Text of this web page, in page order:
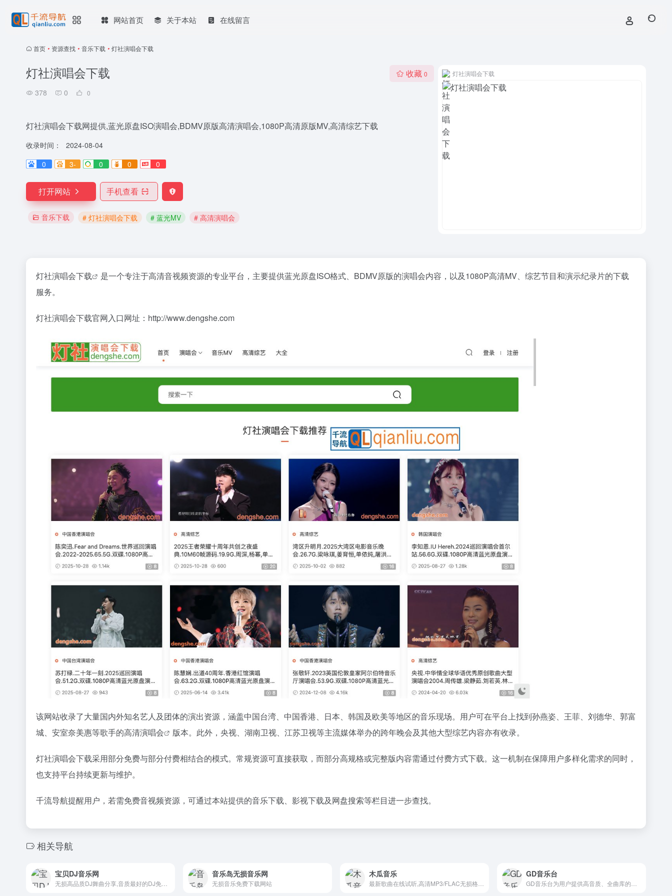
网站首页 关于本站 在线留言
首页 • 资源查找 • 音乐下载 • 灯社演唱会下载
灯社演唱会下载
378 0 0
收藏 0
灯社演唱会下载网提供,蓝光原盘ISO演唱会,BDMV原版高清演唱会,1080P高清原版MV,高清综艺下载
收录时间：
2024-08-04
0
3- 0 0 0
打开网站 手机查看
音乐下载 # 灯社演唱会下载 # 蓝光MV # 高清演唱会
灯社演唱会下载
灯社演唱会下载
是一个专注于高清音视频资源的专业平台，主要提供蓝光原盘ISO格式、BDMV原版的演唱会内容，以及1080P高清MV、综艺节目和演示纪录片的下载
服务。
灯社演唱会下载官网入口网址：http://www.dengshe.com
该网站收录了大量国内外知名艺人及团体的演出资源，涵盖中国台湾、中国香港、日本、韩国及欧美等地区的音乐现场。用户可在平台上找到孙燕姿、王菲、刘德华、郭富
城、安室奈美惠等歌手的高清演唱会 版本。此外，央视、湖南卫视、江苏卫视等主流媒体举办的跨年晚会及其他大型综艺内容亦有收录。
灯社演唱会下载采用部分免费与部分付费相结合的模式。常规资源可直接获取，而部分高规格或完整版内容需通过付费方式下载。这一机制在保障用户多样化需求的同时，
也支持平台持续更新与维护。
千流导航提醒用户，若需免费音视频资源，可通过本站提供的音乐下载、影视下载及网盘搜索等栏目进一步查找。
相关导航
宝贝DJ音乐网 音乐岛无损音乐网
无损音乐免费下载网站
木瓜音乐 GD音乐台